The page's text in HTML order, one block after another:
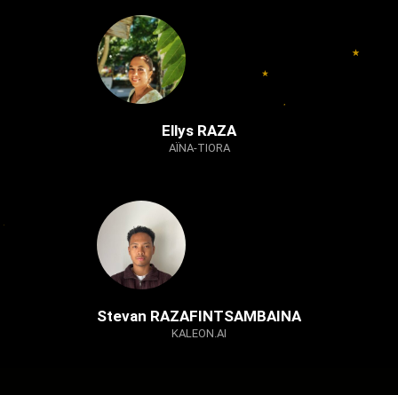
Ellys RAZA
AÏNA-TIORA
Stevan RAZAFINTSAMBAINA
KALEON.AI